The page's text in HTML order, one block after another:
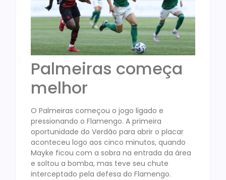
Palmeiras começa
melhor
O Palmeiras começou o jogo ligado e
pressionando o Flamengo. A primeira
oportunidade do Verdão para abrir o placar
aconteceu logo aos cinco minutos, quando
Mayke ficou com a sobra na entrada da área
e soltou a bomba, mas teve seu chute
interceptado pela defesa do Flamengo.